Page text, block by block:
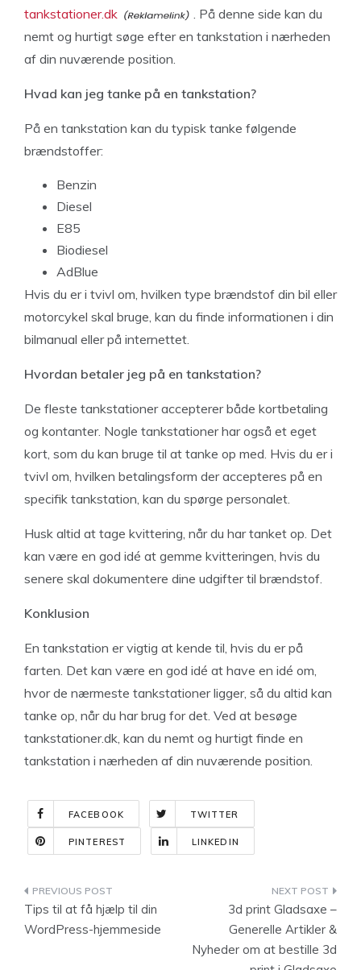
tankstationer.dk
. På denne side kan du
nemt og hurtigt søge efter en tankstation i nærheden
af din nuværende position.
Hvad kan jeg tanke på en tankstation?
På en tankstation kan du typisk tanke følgende
brændstoffer:
Benzin
Diesel
E85
Biodiesel
AdBlue
Hvis du er i tvivl om, hvilken type brændstof din bil eller
motorcykel skal bruge, kan du finde informationen i din
bilmanual eller på internettet.
Hvordan betaler jeg på en tankstation?
De fleste tankstationer accepterer både kortbetaling
og kontanter. Nogle tankstationer har også et eget
kort, som du kan bruge til at tanke op med. Hvis du er i
tvivl om, hvilken betalingsform der accepteres på en
specifik tankstation, kan du spørge personalet.
Husk altid at tage kvittering, når du har tanket op. Det
kan være en god idé at gemme kvitteringen, hvis du
senere skal dokumentere dine udgifter til brændstof.
Konklusion
En tankstation er vigtig at kende til, hvis du er på
farten. Det kan være en god idé at have en idé om,
hvor de nærmeste tankstationer ligger, så du altid kan
tanke op, når du har brug for det. Ved at besøge
tankstationer.dk, kan du nemt og hurtigt finde en
tankstation i nærheden af din nuværende position.
FACEBOOK TWITTER
PINTEREST LINKEDIN
Indlægsnavigation
Tips til at få hjælp til din
WordPress-hjemmeside
3d print Gladsaxe –
Generelle Artikler &
Nyheder om at bestille 3d